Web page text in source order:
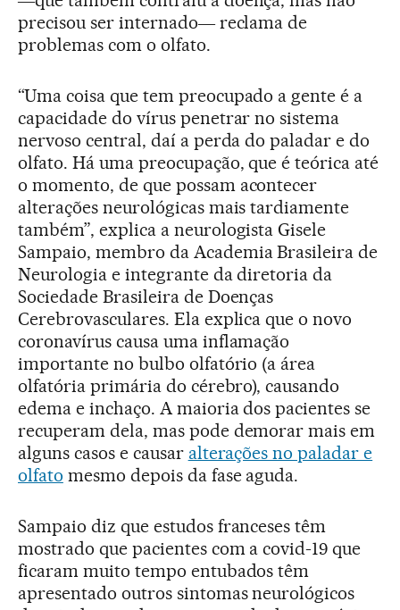
precisou ser internado― reclama de
problemas com o olfato.
“Uma coisa que tem preocupado a gente é a
capacidade do vírus penetrar no sistema
nervoso central, daí a perda do paladar e do
olfato. Há uma preocupação, que é teórica até
o momento, de que possam acontecer
alterações neurológicas mais tardiamente
também”, explica a neurologista Gisele
Sampaio, membro da Academia Brasileira de
Neurologia e integrante da diretoria da
Sociedade Brasileira de Doenças
Cerebrovasculares. Ela explica que o novo
coronavírus causa uma inflamação
importante no bulbo olfatório (a área
olfatória primária do cérebro), causando
edema e inchaço. A maioria dos pacientes se
recuperam dela, mas pode demorar mais em
alguns casos e causar alterações no paladar e
olfato mesmo depois da fase aguda.
Sampaio diz que estudos franceses têm
mostrado que pacientes com a covid-19 que
ficaram muito tempo entubados têm
apresentado outros sintomas neurológicos